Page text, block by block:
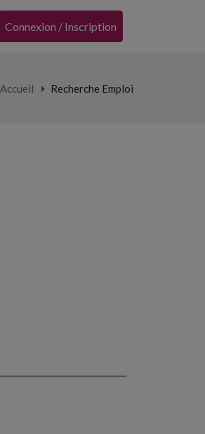
Connexion / Inscription
Accueil Recherche Emploi